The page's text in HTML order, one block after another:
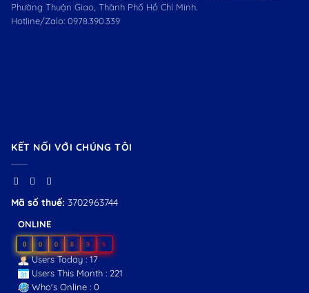
Phường Thuận Giao, Thành Phố Hồ Chí Minh.
Hotline/Zalo: 0978.390.339
KẾT NỐI VỚI CHÚNG TÔI
Mã số thuế: 3702963744
ONLINE
0 0 0 8 9 9
Users Today : 17
Users This Month : 221
Who's Online : 0